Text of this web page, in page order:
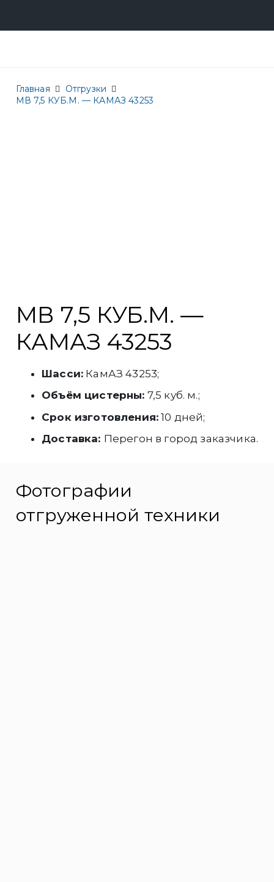
Главная
Отгрузки
МВ 7,5 КУБ.М. — КАМАЗ 43253
МВ 7,5 КУБ.М. —
КАМАЗ 43253
Шасси: КамАЗ 43253;
Объём цистерны: 7,5 куб. м.;
Срок изготовления: 10 дней;
Доставка: Перегон в город заказчика.
Фотографии
отгруженной техники